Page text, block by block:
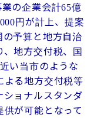
の企業会計65億
円が計上、提案
予算と地方自治
地方交付税、国
い当市のような
よる地方交付税等
ョナルスタンダ
が可能となって